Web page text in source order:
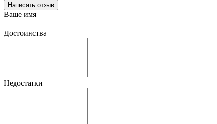
Написать отзыв
Ваше имя
Достоинства
Недостатки